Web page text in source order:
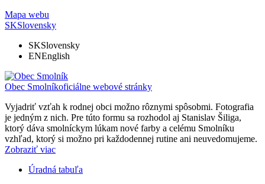
Mapa webu
SKSlovensky
SKSlovensky
ENEnglish
Obec Smolníkoficiálne webové stránky
Vyjadriť vzťah k rodnej obci možno rôznymi spôsobmi. Fotografia
je jedným z nich. Pre túto formu sa rozhodol aj Stanislav Šiliga,
ktorý dáva smolníckym lúkam nové farby a celému Smolníku
vzhľad, ktorý si možno pri každodennej rutine ani neuvedomujeme.
Zobraziť viac
Úradná tabuľa